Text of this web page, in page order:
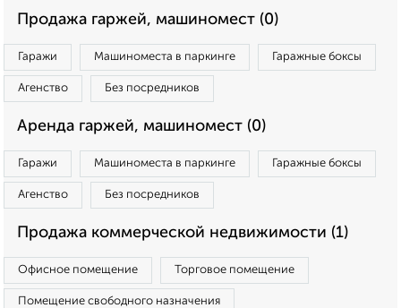
Продажа гаржей, машиномест (0)
Гаражи Машиноместа в паркинге Гаражные боксы
Агенство Без посредников
Аренда гаржей, машиномест (0)
Гаражи Машиноместа в паркинге Гаражные боксы
Агенство Без посредников
Продажа коммерческой недвижимости (1)
Офисное помещение Торговое помещение
Помещение свободного назначения